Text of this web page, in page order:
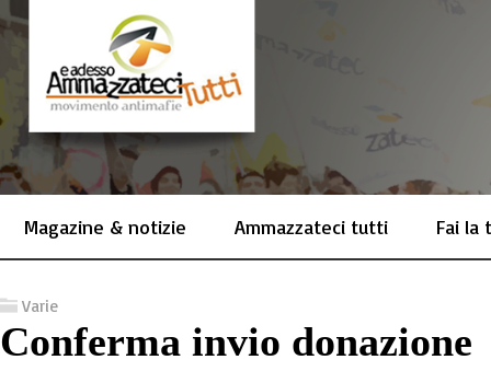
Magazine & notizie Ammazzateci tutti Fai la
Varie
Conferma invio donazione